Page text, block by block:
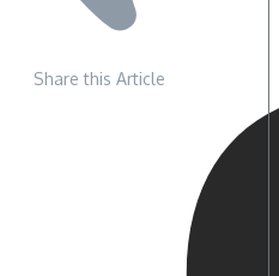
Share this Article